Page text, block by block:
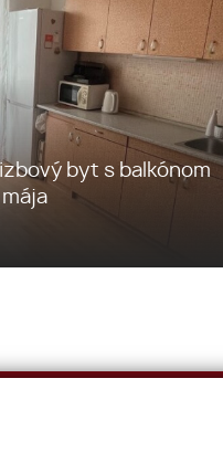
byt s balkónom
mája